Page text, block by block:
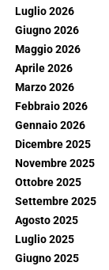
Luglio 2026
Giugno 2026
Maggio 2026
Aprile 2026
Marzo 2026
Febbraio 2026
Gennaio 2026
Dicembre 2025
Novembre 2025
Ottobre 2025
Settembre 2025
Agosto 2025
Luglio 2025
Giugno 2025